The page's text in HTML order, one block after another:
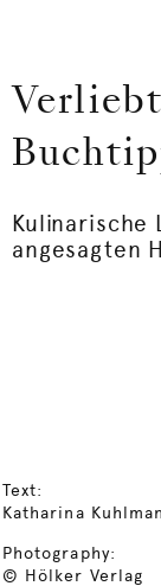
Kulinarische
angesagten
Text:
Katharina
Photography:
© Hölker Verlag